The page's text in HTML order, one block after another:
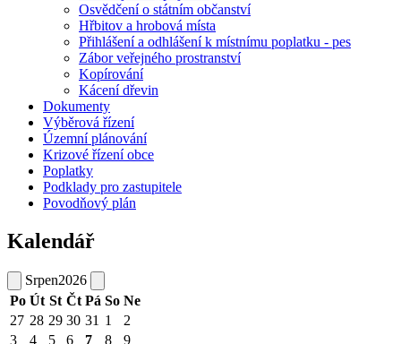
Osvědčení o státním občanství
Hřbitov a hrobová místa
Přihlášení a odhlášení k místnímu poplatku - pes
Zábor veřejného prostranství
Kopírování
Kácení dřevin
Dokumenty
Výběrová řízení
Územní plánování
Krizové řízení obce
Poplatky
Podklady pro zastupitele
Povodňový plán
Kalendář
Srpen2026
Po Út St Čt Pá So Ne
27 28 29 30 31 1
2
3
4 5 6 7 8 9